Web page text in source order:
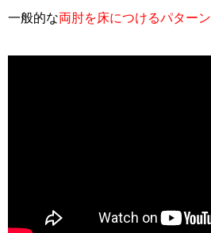
一般的な両肘を床につけるパターン